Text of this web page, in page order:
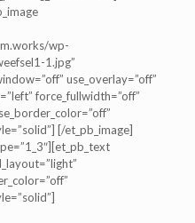
wp-
1.jpg”
use_overlay=”off”
force_fullwidth=”off”
[/et_pb_image]